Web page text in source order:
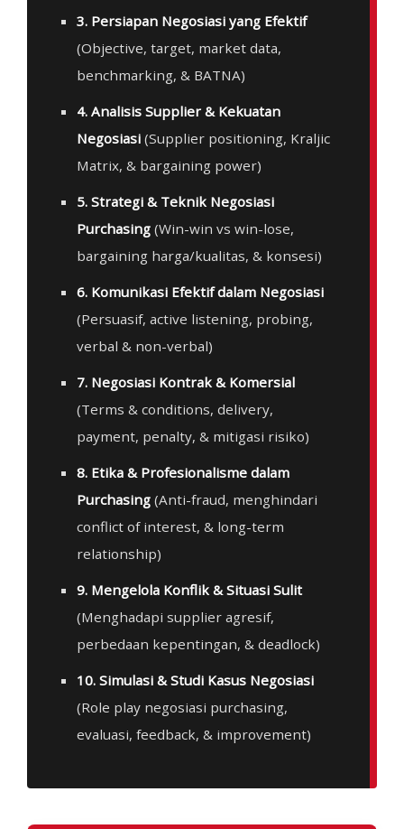
3. Persiapan Negosiasi yang Efektif
(Objective, target, market data,
benchmarking, & BATNA)
4. Analisis Supplier & Kekuatan
Negosiasi (Supplier positioning, Kraljic
Matrix, & bargaining power)
5. Strategi & Teknik Negosiasi
Purchasing (Win-win vs win-lose,
bargaining harga/kualitas, & konsesi)
6. Komunikasi Efektif dalam Negosiasi
(Persuasif, active listening, probing,
verbal & non-verbal)
7. Negosiasi Kontrak & Komersial
(Terms & conditions, delivery,
payment, penalty, & mitigasi risiko)
8. Etika & Profesionalisme dalam
Purchasing (Anti-fraud, menghindari
conflict of interest, & long-term
relationship)
9. Mengelola Konflik & Situasi Sulit
(Menghadapi supplier agresif,
perbedaan kepentingan, & deadlock)
10. Simulasi & Studi Kasus Negosiasi
(Role play negosiasi purchasing,
evaluasi, feedback, & improvement)